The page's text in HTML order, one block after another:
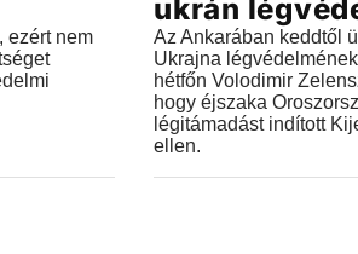
ezért nem
ukrán
Az Ankarában keddtől
Ukrajna
hétfőn Volodimir
hogy éjszaka
légitámadást indított
ellen.